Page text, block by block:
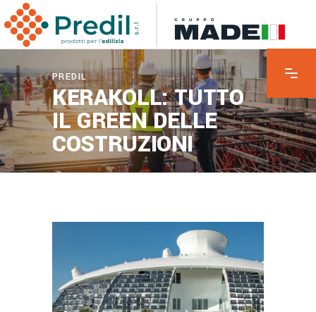
PREDIL
KERAKOLL: TUTTO
IL GREEN DELLE
COSTRUZIONI